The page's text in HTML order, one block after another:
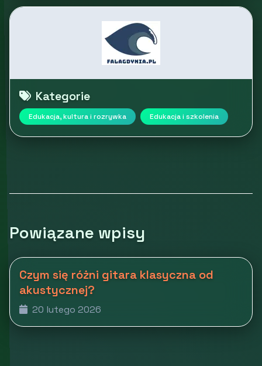
Kategorie
Edukacja, kultura i rozrywka Edukacja i szkolenia
Powiązane wpisy
Czym się różni gitara klasyczna od
akustycznej?
20 lutego 2026